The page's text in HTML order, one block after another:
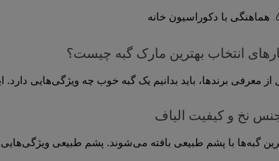
هماهنگی با دکوراسیون خانه‌
انتخاب بهترین مارک گبه چیست؟
معرفی برندها، باید بدانیم یک گبه خوب چه ویژگی‌هایی دارد. این معیارها انتخاب برترین مارک‌ها را بسیار ساده‌تر می‌کنند.
می‌شوند. پشم طبیعی ویژگی‌هایی دارد که آن را از الیاف مصنوعی جدا می‌کند: